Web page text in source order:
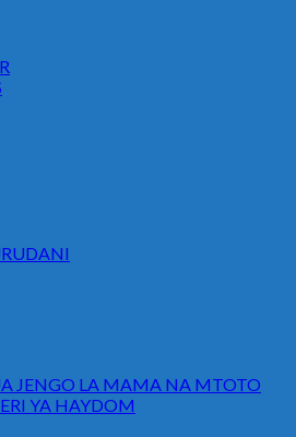
JENGO LA MAMA NA MTOTO
YA HAYDOM